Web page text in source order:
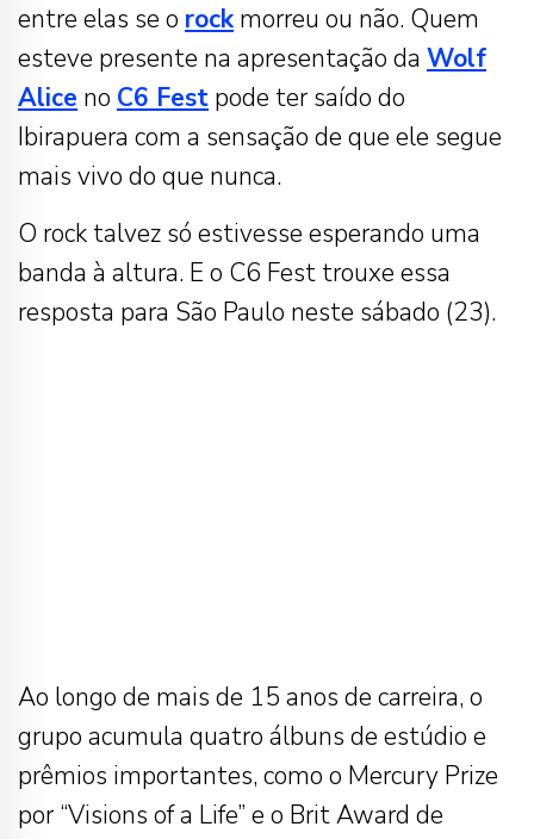
entre elas se o rockmorreu ou não. Quem
esteve presente na apresentação da Wolf
Alice no C6 Fest pode ter saído do
Ibirapuera com a sensação de que ele segue
mais vivo do que nunca.
O rock talvez só estivesse esperando uma
banda à altura. E o C6 Fest trouxe essa
resposta para São Paulo neste sábado (23).
Ao longo de mais de 15 anos de carreira, o
grupo acumula quatro álbuns de estúdio e
prêmios importantes, como o Mercury Prize
por “Visions of a Life” e o Brit Award de